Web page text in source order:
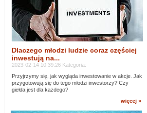
Dlaczego młodzi ludzie coraz częściej
inwestują na...
2023-02-14 10:39:26 Kategoria:
Przyjrzymy się, jak wygląda inwestowanie w akcje. Jak
przygotowują się do tego młodzi inwestorzy? Czy
giełda jest dla każdego?
więcej »